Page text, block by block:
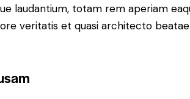
laudantium, totam rem aperiam
veritatis et quasi architecto